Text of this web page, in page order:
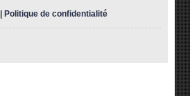
|Politique de confidentialité